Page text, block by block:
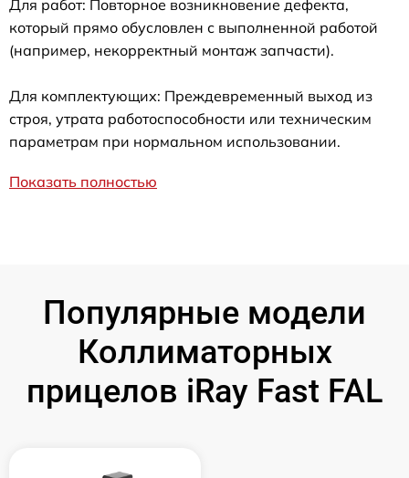
Для работ: Повторное возникновение дефекта,
который прямо обусловлен с выполненной работой
(например, некорректный монтаж запчасти).
Для комплектующих: Преждевременный выход из
строя, утрата работоспособности или техническим
параметрам при нормальном использовании.
Показать полностью
Популярные модели
Коллиматорных
прицелов iRay Fast FAL